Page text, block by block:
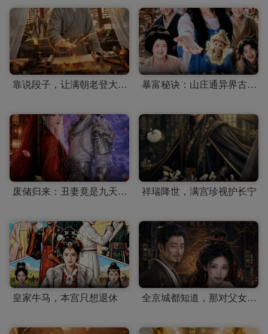
靠说段子，让满朝老登大破大防 暴富秘诀：山庄通异界古人来打工
废储归来：丑妻竟是九天女帝 祥瑞降世，满宫珍视护长宁
皇家牛马，本宫只想退休 全京城都知道，那对父女是双坑了